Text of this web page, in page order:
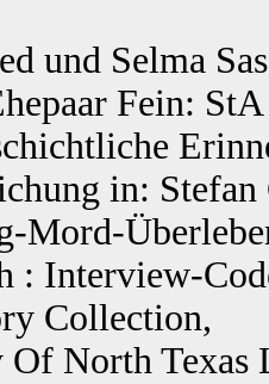
und Selma
Fein:
in: Stefan
Mord-
: Interview-
Collection,
North Texas